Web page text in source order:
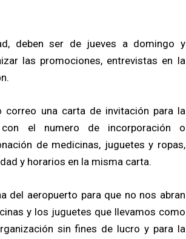
deben ser de jueves a domingo y
las promociones, entrevistas en la
correo una carta de invitación para la
el numero de incorporación o
de medicinas, juguetes y ropas,
y horarios en la misma carta.
del aeropuerto para que no nos abran
y los juguetes que llevamos como
sin fines de lucro y para la